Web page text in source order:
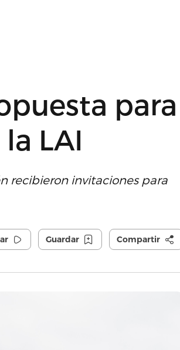
para
LAI
recibieron invitaciones para
Guardar Compartir